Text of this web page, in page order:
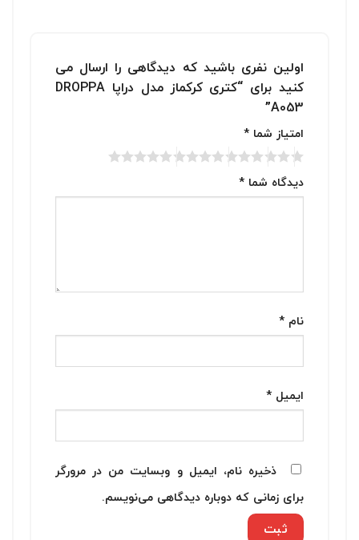
اولین نفری باشید که دیدگاهی را ارسال می
کنید برای “کتری کرکماز مدل دراپا DROPPA
A053”
امتیاز شما *
دیدگاه شما *
نام *
ایمیل *
ذخیره نام، ایمیل و وبسایت من در مرورگر
برای زمانی که دوباره دیدگاهی می‌نویسم.